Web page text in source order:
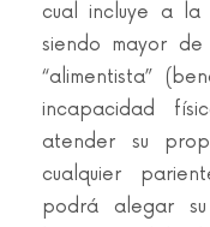
cual incluye a la
siendo mayor
“alimentista”
incapacidad
atender su
cualquier
podrá alegar